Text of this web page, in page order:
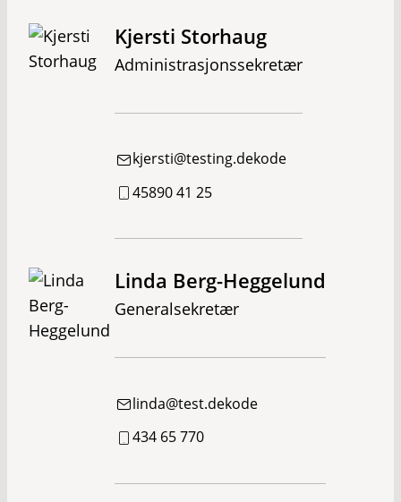
Kjersti Storhaug
Administrasjonssekretær
kjersti@testing.dekode
45890 41 25
Linda Berg-Heggelund
Generalsekretær
linda@test.dekode
434 65 770